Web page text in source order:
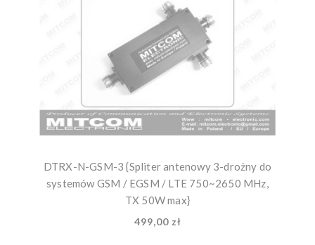
DTRX-N-GSM-3 {Spliter antenowy 3-drożny do
systemów GSM / EGSM / LTE 750~2650 MHz,
TX 50W max}
499,00 zł